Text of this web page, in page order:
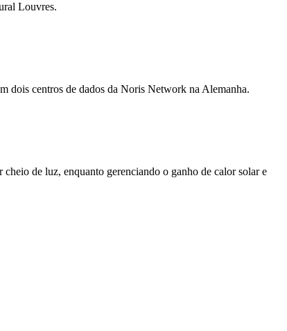
Louvres.
dois centros de dados da Noris Network na Alemanha.
de luz, enquanto gerenciando o ganho de calor solar e